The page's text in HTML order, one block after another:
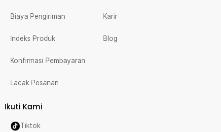
Biaya Pengiriman
Indeks Produk
Konfirmasi Pembayaran
Lacak Pesanan
Karir
Blog
Ikuti Kami
Tiktok